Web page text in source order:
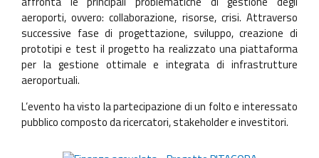
aeroporti, ovvero: collaborazione, risorse, crisi. Attraverso
successive fase di progettazione, sviluppo, creazione di
prototipi e test il progetto ha realizzato una piattaforma
per la gestione ottimale e integrata di infrastrutture
aeroportuali.
L’evento ha visto la partecipazione di un folto e interessato
pubblico composto da ricercatori, stakeholder e investitori.